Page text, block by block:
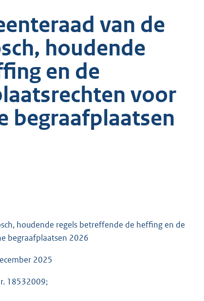
van de
houdende
en de
voor
begraafplaatsen
houdende regels betreffende de heffing en de
begraafplaatsen 2026
2025
18532009;